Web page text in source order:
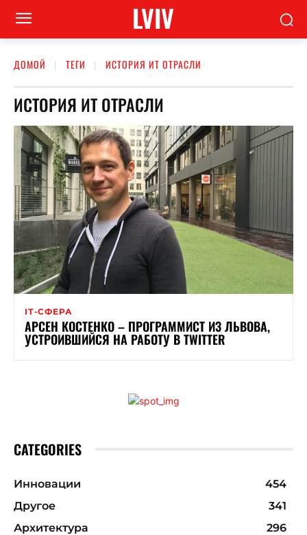
LVIV
ДОМОЙ ТЕГИ ИСТОРИЯ ИТ ОТРАСЛИ
ИСТОРИЯ ИТ ОТРАСЛИ
ІТ-СФЕРА
АРСЕН КОСТЕНКО – ПРОГРАММИСТ ИЗ ЛЬВОВА,
УСТРОИВШИЙСЯ НА РАБОТУ В TWITTER
CATEGORIES
Инновации
454
Другое
341
Архитектура
296